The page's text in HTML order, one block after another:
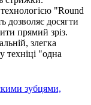
технологією "Round
дозволяє досягти
прямий зріз.
злегка
техніці "одна
зубцями,